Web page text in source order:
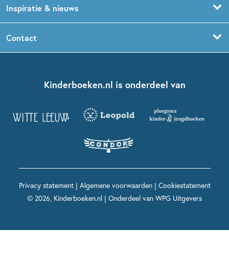
Babyboeken
Sprookjesboeken
Kinderboeken diversiteit
Grappige kinderboeken
Spannende kinderboeken
Boekentips 5 - 7 jaar
Boekentips 12+ jaar
Voor volwassenen
Dog Man
Spekkie en Sproet
Maxi & Helium
Inspiratie & nieuws
Kinderjury
Voor het onderwijs
Contact
Kinderboeken.nl is onderdeel van
Privacy statement| Algemene voorwaarden| Cookiestatement
© 2026, Kinderboeken.nl | Onderdeel van WPG Uitgevers